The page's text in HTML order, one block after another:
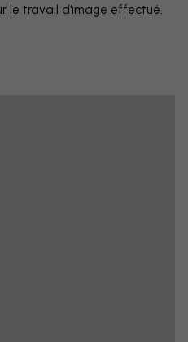
le travail d'image effectué.